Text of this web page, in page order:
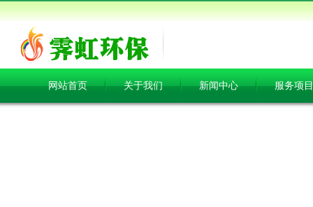
网站首页 关于我们 新闻中心 服务项目